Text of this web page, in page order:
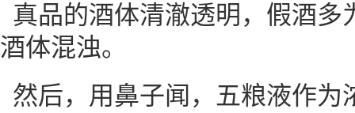
真品的酒体清澈透明，假酒多
酒体混浊。
然后，用鼻子闻，五粮液作为